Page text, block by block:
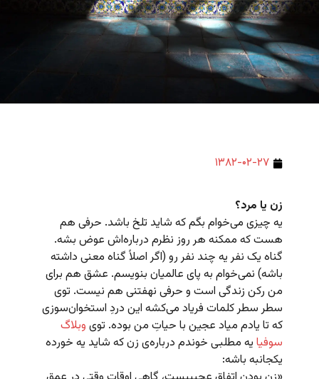
۱۳۸۲-۰۲-۲۷
زن یا مرد؟
یه چیزی می‌خوام بگم که شاید تلخ باشد. حرفی هم
هست که ممکنه هر روز نظرم درباره‌اش عوض بشه.
گناه یک نفر یه چند نفر رو (اگر اصلاً گناه معنی داشته
باشه) نمی‌خوام به پای عالمیان بنویسم. عشق هم برای
من رکن زندگی است و حرفی نهفتنی هم نیست. توی
سطر سطر کلمات فریاد می‌کشه این دردِ استخوان‌سوزی
که تا یادم میاد عجین با حیاتِ من بوده. توی وبلاگ
سوفیا یه مطلبی خوندم درباره‌ی زن که شاید یه خورده
یکجانبه باشه: